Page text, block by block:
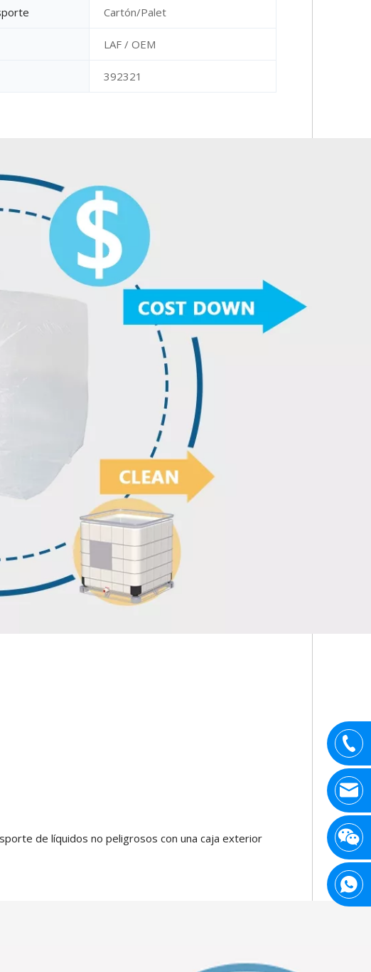
Cartón/Palet
LAF / OEM
392321
de líquidos no peligrosos con una caja exterior